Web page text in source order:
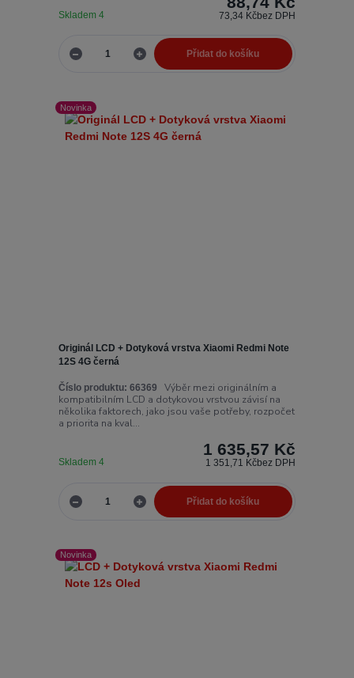
73,34 Kčbez DPH
Skladem 4
Přidat do košíku
Novinka
Originál LCD + Dotyková vrstva Xiaomi Redmi Note
12S 4G černá
Číslo produktu: 66369
Výběr mezi originálním a
kompatibilním LCD a dotykovou vrstvou závisí na
několika faktorech, jako jsou vaše potřeby, rozpočet
a priorita na kval...
1 635,57 Kč
1 351,71 Kčbez DPH
Skladem 4
Přidat do košíku
Novinka